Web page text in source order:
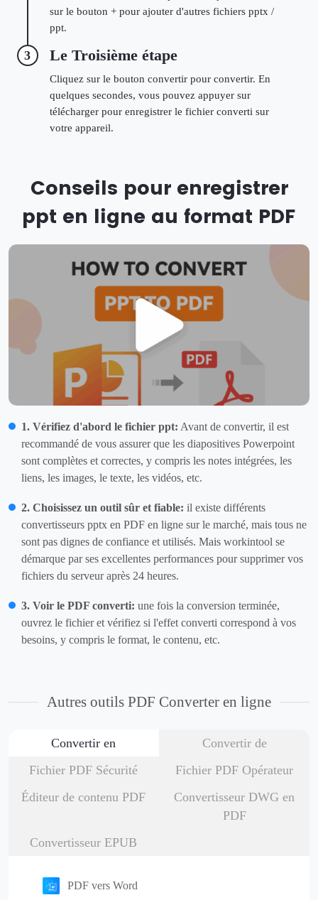
sur le bouton + pour ajouter d'autres fichiers pptx /
ppt.
3 Le Troisième étape
Cliquez sur le bouton convertir pour convertir. En
quelques secondes, vous pouvez appuyer sur
télécharger pour enregistrer le fichier converti sur
votre appareil.
Conseils pour enregistrer
ppt en ligne au format PDF
1. Vérifiez d'abord le fichier ppt: Avant de convertir, il est
recommandé de vous assurer que les diapositives Powerpoint
sont complètes et correctes, y compris les notes intégrées, les
liens, les images, le texte, les vidéos, etc.
2. Choisissez un outil sûr et fiable: il existe différents
convertisseurs pptx en PDF en ligne sur le marché, mais tous ne
sont pas dignes de confiance et utilisés. Mais workintool se
démarque par ses excellentes performances pour supprimer vos
fichiers du serveur après 24 heures.
3. Voir le PDF converti: une fois la conversion terminée,
ouvrez le fichier et vérifiez si l'effet converti correspond à vos
besoins, y compris le format, le contenu, etc.
Autres outils PDF Converter en ligne
Convertir en
Convertir de
Fichier PDF Sécurité
Fichier PDF Opérateur
Éditeur de contenu PDF
Convertisseur DWG en
PDF
Convertisseur EPUB
PDF vers Word